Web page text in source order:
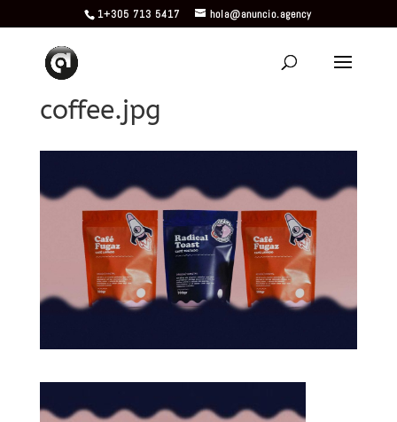
1+305 713 5417 hola@anuncio.agency
coffee.jpg